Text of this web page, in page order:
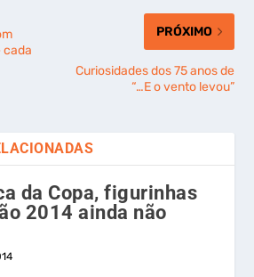
cada
PRÓXIMO
Curiosidades dos 75 anos de
“…E o vento levou”
da Copa, figurinhas
2014 ainda não